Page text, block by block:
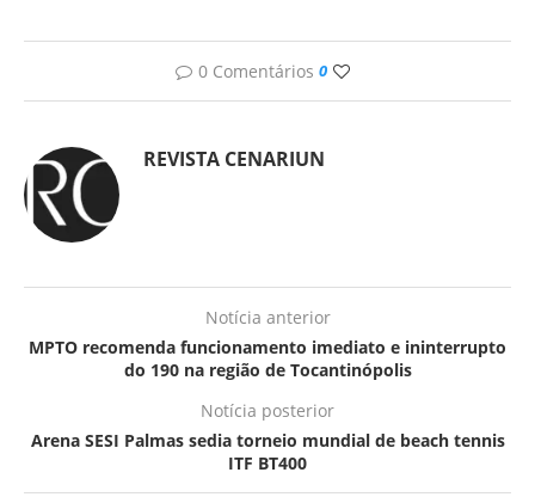
0 Comentários 0
REVISTA CENARIUN
Notícia anterior
MPTO recomenda funcionamento imediato e ininterrupto
do 190 na região de Tocantinópolis
Notícia posterior
Arena SESI Palmas sedia torneio mundial de beach tennis
ITF BT400